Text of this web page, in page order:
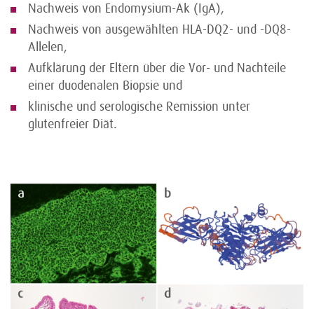
Nachweis von Endomysium-Ak (IgA),
Nachweis von ausgewählten HLA-DQ2- und -DQ8-
Allelen,
Aufklärung der Eltern über die Vor- und Nachteile
einer duodenalen Biopsie und
klinische und serologische Remission unter
glutenfreier Diät.